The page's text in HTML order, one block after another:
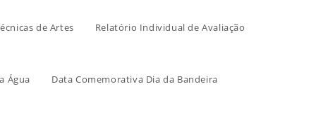
de Artes Relatório Individual de Avaliação
Água Data Comemorativa Dia da Bandeira